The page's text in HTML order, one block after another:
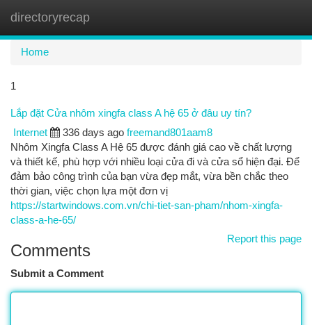
directoryrecap
Home
1
Lắp đặt Cửa nhôm xingfa class A hệ 65 ở đâu uy tín?
Internet 336 days ago freemand801aam8
Nhôm Xingfa Class A Hệ 65 được đánh giá cao về chất lượng
và thiết kế, phù hợp với nhiều loại cửa đi và cửa sổ hiện đại. Để
đảm bảo công trình của bạn vừa đẹp mắt, vừa bền chắc theo
thời gian, việc chọn lựa một đơn vị
https://startwindows.com.vn/chi-tiet-san-pham/nhom-xingfa-
class-a-he-65/
Report this page
Comments
Submit a Comment